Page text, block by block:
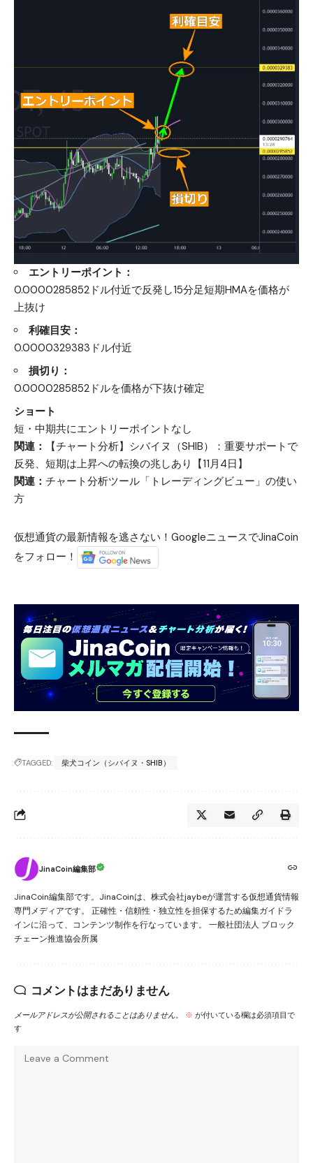
エントリーポイント：
0.0000285852ドル付近で反発し15分足短期HMAを価格が
上抜け
利確目安：
0.0000329383ドル付近
損切り：
0.0000285852ドルを価格が下抜け確定
ショート
短・中期共にエントリーポイントなし
関連：
【チャート分析】シバイヌ（SHIB）：重要サポートで
反発、短期は上昇への転換の兆しあり【11月4日】
関連： チャート分析ツール「トレーディングビュー」の使い
方
仮想通貨の最新情報を逃さない！GoogleニュースでJinaCoin
をフォロー！
TAGGED: 柴犬コイン（シバイヌ・SHIB）
JinaCoin編集部
JinaCoin編集部です。JinaCoinは、株式会社jaybeが運営する仮想通貨情報
専門メディアです。 正確性・信頼性・独立性を担保するため編集ガイドラ
インに沿って、コンテンツ制作を行なっています。 一般社団法人 ブロック
チェーン推進協会所属
コメントはまだありません
メールアドレスが公開されることはありません。 ※ が付いている欄は必須項目で
す